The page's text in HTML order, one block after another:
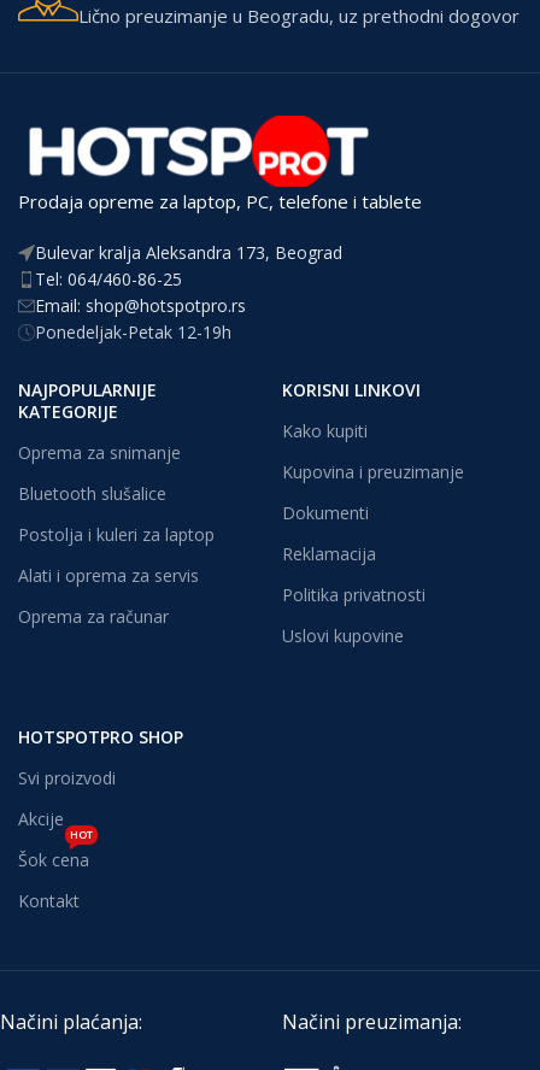
Lično preuzimanje u Beogradu, uz prethodni dogovor
Prodaja opreme za laptop, PC, telefone i tablete
Bulevar kralja Aleksandra 173, Beograd
Tel: 064/460-86-25
Email: shop@hotspotpro.rs
Ponedeljak-Petak 12-19h
NAJPOPULARNIJE
KATEGORIJE
Oprema za snimanje
Bluetooth slušalice
Postolja i kuleri za laptop
Alati i oprema za servis
Oprema za računar
KORISNI LINKOVI
Kako kupiti
Kupovina i preuzimanje
Dokumenti
Reklamacija
Politika privatnosti
Uslovi kupovine
HOTSPOTPRO SHOP
Svi proizvodi
Akcije
Šok cena
HOT
Kontakt
Načini plaćanja: Načini preuzimanja: